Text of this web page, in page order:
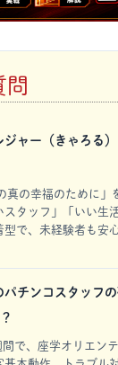
問
ジャー（きゃろる
真の幸福のために」
スタッフ」「いい生
型で、未経験者も安
チンコスタッフ
で、座学オリエン